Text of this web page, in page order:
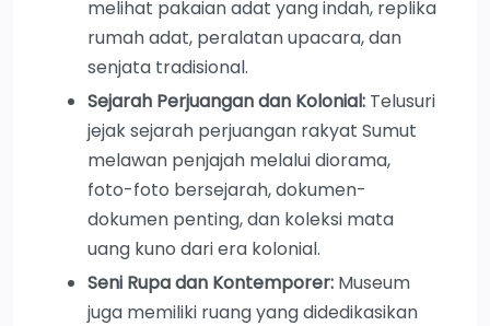
melihat pakaian adat yang indah, replika
rumah adat, peralatan upacara, dan
senjata tradisional.
Sejarah Perjuangan dan Kolonial: Telusuri
jejak sejarah perjuangan rakyat Sumut
melawan penjajah melalui diorama,
foto-foto bersejarah, dokumen-
dokumen penting, dan koleksi mata
uang kuno dari era kolonial.
Seni Rupa dan Kontemporer: Museum
juga memiliki ruang yang didedikasikan